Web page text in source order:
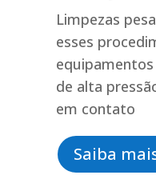
Limpezas
esses
de alta
em contato
Saiba